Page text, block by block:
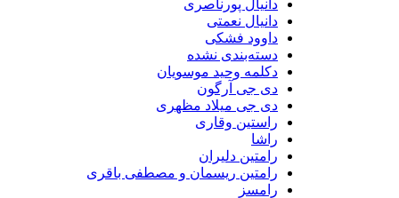
دانیال پورناصری
دانیال نعمتی
داوود فشکی
دسته‌بندی نشده
دکلمه وحید موسویان
دی جی آرگون
دی جی میلاد مظهری
راستین وقاری
رامتین دلیران
رامتین ریسمان و مصطفی باقری